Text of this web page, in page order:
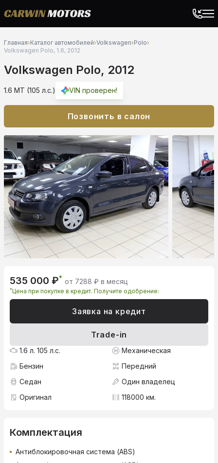
Главная›Каталог автомобилей›Volkswagen›Polo›
Volkswagen Polo, 1.6, 2012
Volkswagen Polo, 2012
1.6 MT (105 л.с.) VIN проверен!
Позвонить в салон
535 000 ₽* от 7288 ₽ в месяц
*Цена при покупке в кредит. Получите одобрение:
Заявка на кредит
Trade-in
1.6 л. 105 л.с.
Механическая
Бензин
Передний
Седан
Один владелец
Оригинал
118000 км.
Комплектация
Антиблокировочная система (ABS)